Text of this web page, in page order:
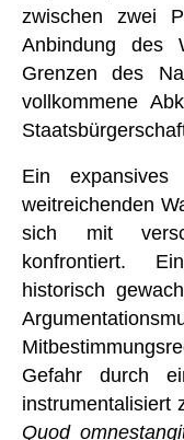
zwischen zwei
Anbindung des
Grenzen des
vollkommene
Ein expansives
weitreichenden
sich mit
konfrontiert.
historisch
Gefahr durch
instrumentalisiert
Quod